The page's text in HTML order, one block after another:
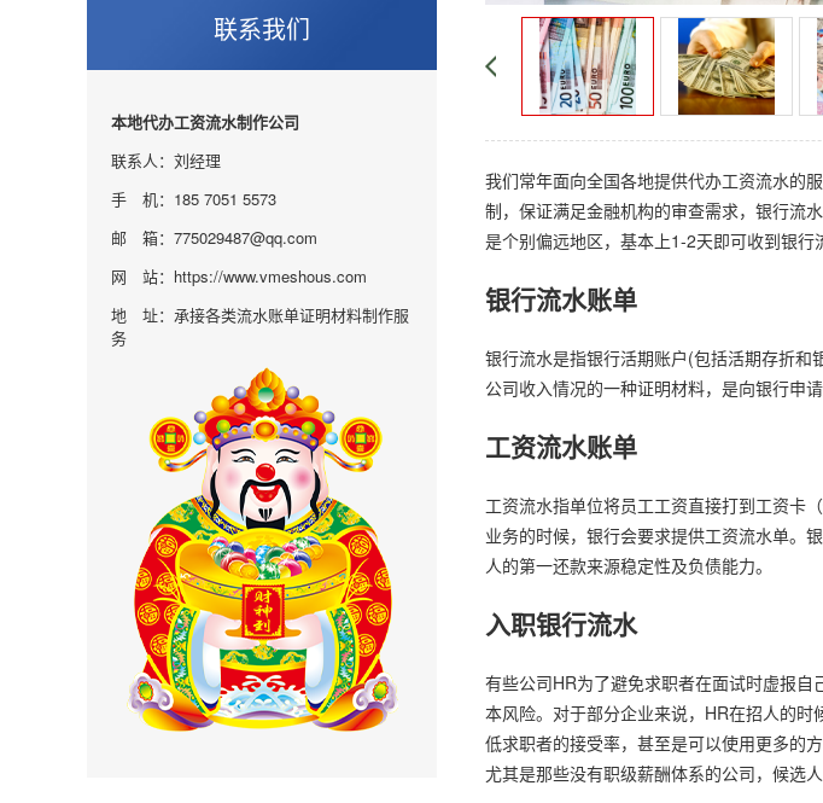
联系我们
本地代办工资流水制作公司
联系人：刘经理
手 机：185 7051 5573
邮 箱：775029487@qq.com
网 站：https://www.vmeshous.com
地 址：承接各类流水账单证明材料制作服
务
我们常年面向全国各地提供代办工资流水的
制，保证满足金融机构的审查需求，银行流
是个别偏远地区，基本上1-2天即可收到银行
银行流水账单
银行流水是指银行活期账户(包括活期存折
公司收入情况的一种证明材料，是向银行申
工资流水账单
工资流水指单位将员工工资直接打到工资卡
业务的时候，银行会要求提供工资流水单。
人的第一还款来源稳定性及负债能力。
入职银行流水
有些公司HR为了避免求职者在面试时虚报
本风险。对于部分企业来说，HR在招人的
低求职者的接受率，甚至是可以使用更多的
尤其是那些没有职级薪酬体系的公司，候选